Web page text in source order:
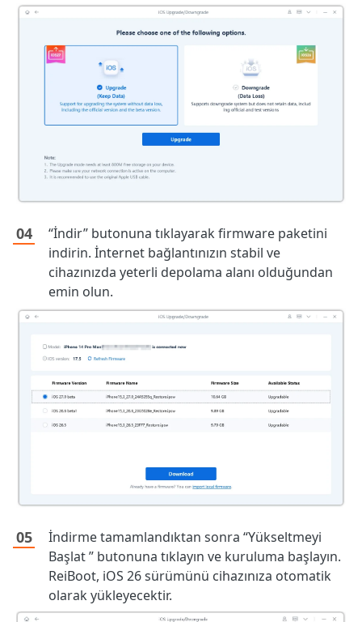
“İndir” butonuna tıklayarak firmware paketini
indirin. İnternet bağlantınızın stabil ve
cihazınızda yeterli depolama alanı olduğundan
emin olun.
İndirme tamamlandıktan sonra “Yükseltmeyi
Başlat ” butonuna tıklayın ve kuruluma başlayın.
ReiBoot, iOS 26 sürümünü cihazınıza otomatik
olarak yükleyecektir.